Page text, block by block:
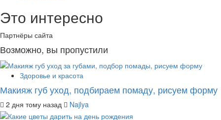
Это интересно
Партнёры сайта
Возможно, вы пропустили
Здоровье и красота
Макияж губ уход, подбираем помаду, рисуем форму
2 дня тому назад Najlya